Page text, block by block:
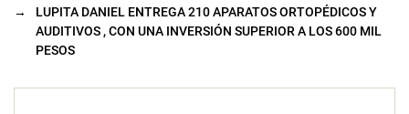
→
LUPITA DANIEL ENTREGA 210 APARATOS ORTOPÉDICOS Y
AUDITIVOS , CON UNA INVERSIÓN SUPERIOR A LOS 600 MIL
PESOS